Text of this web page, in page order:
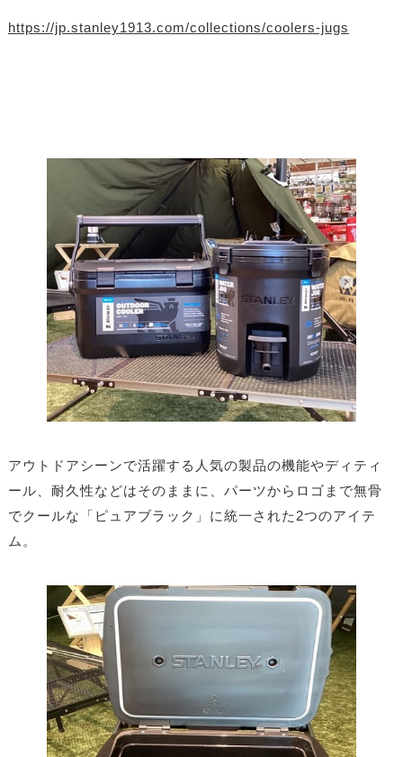
https://jp.stanley1913.com/collections/coolers-jugs
アウトドアシーンで活躍する人気の製品の機能やディティ
ール、耐久性などはそのままに、パーツからロゴまで無骨
でクールな「ピュアブラック」に統一された2つのアイテ
ム。